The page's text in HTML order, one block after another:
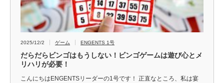
2025/12/2 ゲーム ENGENTS 1号
だらだらビンゴはもうしない！ビンゴゲームは遊び心とメ
リハリが必要！
こんにちはENGENTSリーダーの1号です！ 正直なところ、私は宴